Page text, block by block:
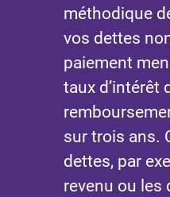
méthodique
vos dettes
paiement
taux d’intérêt
sur trois ans.
dettes, par
revenu ou les